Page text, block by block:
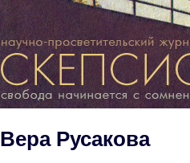
Вера Русакова